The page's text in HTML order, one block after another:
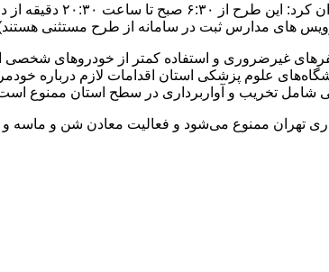
معاون استاندار تهران در ادامه از تداوم اجرای طرح زوج و
های مدارس ثبت در سامانه از طرح مستثنی
غیرضروری و استفاده کمتر از خودروهای شخصی
علوم پزشکی استان اقدامات لازم درباره
شامل تخریب و آواربرداری در سطح استان ممنوع
تهران ممنوع می‌شود و فعالیت معادن شن و